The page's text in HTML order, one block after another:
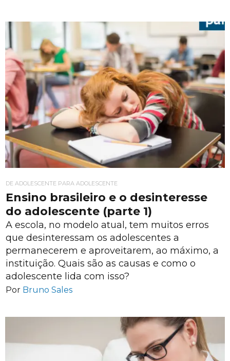
DE ADOLESCENTE PARA ADOLESCENTE
Ensino brasileiro e o desinteresse
do adolescente (parte 1)
A escola, no modelo atual, tem muitos erros
que desinteressam os adolescentes a
permanecerem e aproveitarem, ao máximo, a
instituição. Quais são as causas e como o
adolescente lida com isso?
Por Bruno Sales